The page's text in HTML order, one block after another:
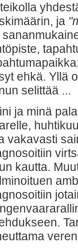
ja
ehkä. Yllä
selittää ...
ja minä
vakavasti
kautta.